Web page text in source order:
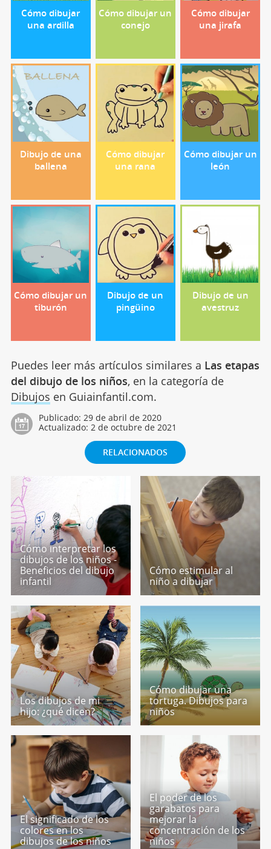
Cómo dibujar
una ardilla
Cómo dibujar un
conejo
Cómo dibujar
una jirafa
Dibujo de una
ballena
Cómo dibujar
una rana
Cómo dibujar un
león
Cómo dibujar un
tiburón
Dibujo de un
pingüino
Dibujo de un
avestruz
Puedes leer más artículos similares a Las etapas
del dibujo de los niños, en la categoría de
Dibujos en Guiainfantil.com.
Publicado: 29 de abril de 2020
Actualizado: 2 de octubre de 2021
RELACIONADOS
Cómo interpretar los
dibujos de los niños -
Beneficios del dibujo
infantil
Cómo estimular al
niño a dibujar
Los dibujos de mi
hijo: ¿qué dicen?
Cómo dibujar una
tortuga. Dibujos para
niños
El significado de los
colores en los
dibujos de los niños
El poder de los
garabatos para
mejorar la
concentración de los
niños